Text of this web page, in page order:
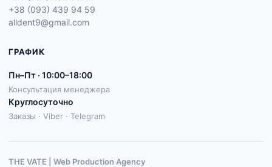
+38 (093) 439 94 59
alldent9@gmail.com
ГРАФИК
Пн–Пт · 10:00–18:00
Консультация менеджера
Круглосуточно
Заказы · Viber · Telegram
THE VATE | Web Production Agenсy